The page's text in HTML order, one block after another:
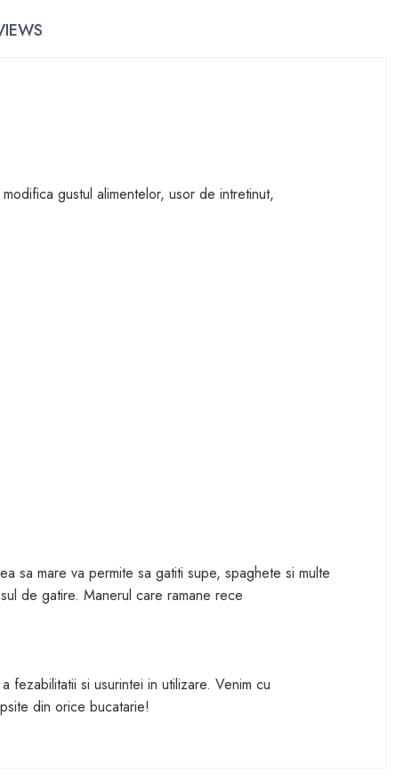
gustul alimentelor, usor de intretinut,
sa mare va permite sa gatiti supe, spaghete si multe
de gatire. Manerul care ramane rece
si usurintei in utilizare. Venim cu
din orice bucatarie!